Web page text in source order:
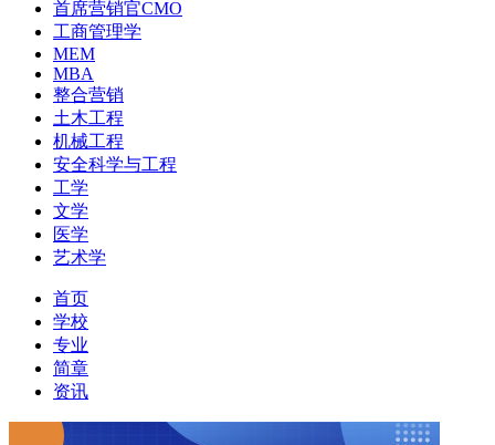
首席营销官CMO
工商管理学
MEM
MBA
整合营销
土木工程
机械工程
安全科学与工程
工学
文学
医学
艺术学
首页
学校
专业
简章
资讯